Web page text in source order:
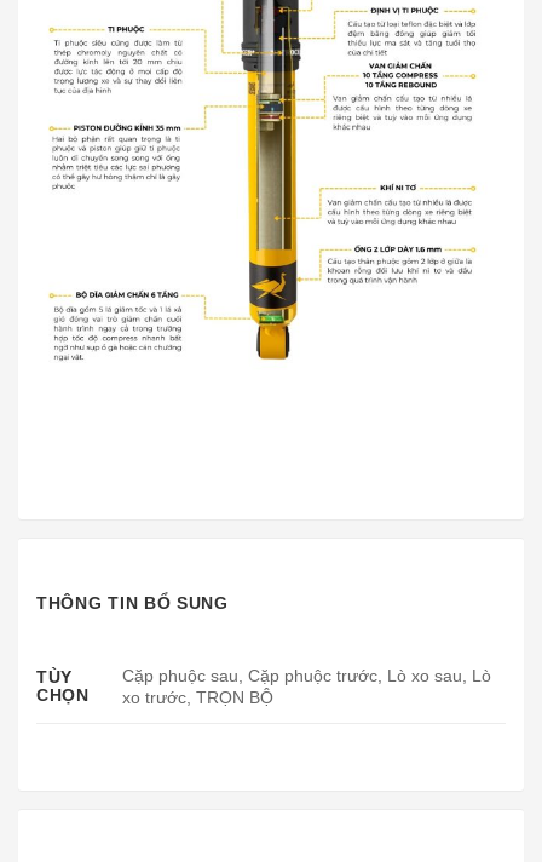
THÔNG TIN BỔ SUNG
TÙY
CHỌN
Cặp phuộc sau, Cặp phuộc trước, Lò xo sau, Lò
xo trước, TRỌN BỘ